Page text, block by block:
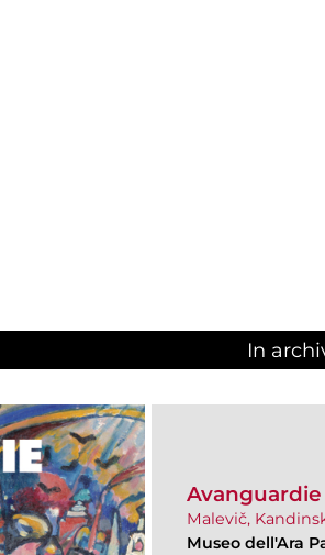
In
Malevič,
Museo dell'Ara